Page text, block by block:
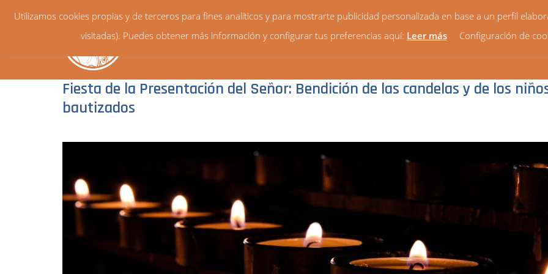
HORARIOS VIDA PARROQUIAL NOTICIAS
Fiesta de la Presentación del Señor: Bendición de las candelas y de los
bautizados
Utilizamos cookies propias y de terceros para fines analíticos y para mostrarte publicidad personalizada en base a un perfil
visitadas). Puedes obtener más información y configurar tus preferencias aquí: Leer más Configuración de